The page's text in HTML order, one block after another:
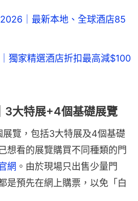
｜最新本地、全球酒店85
獨家精選酒店折扣最高減$100
3大特展+4個基礎展覽
覽，包括3大特展及4個基礎
想看的展覽購買不同種類的門
網 。由於現場只出售少量門
是預先在網上購票，以免「白